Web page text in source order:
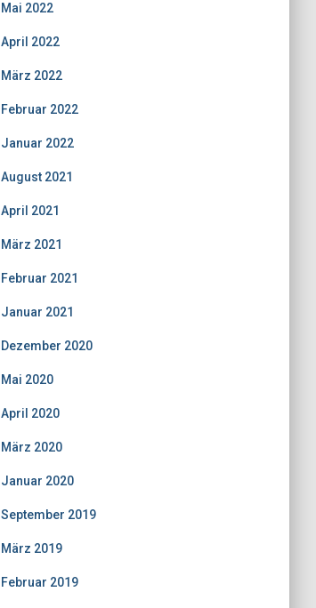
Mai 2022
April 2022
März 2022
Februar 2022
Januar 2022
August 2021
April 2021
März 2021
Februar 2021
Januar 2021
Dezember 2020
Mai 2020
April 2020
März 2020
Januar 2020
September 2019
März 2019
Februar 2019